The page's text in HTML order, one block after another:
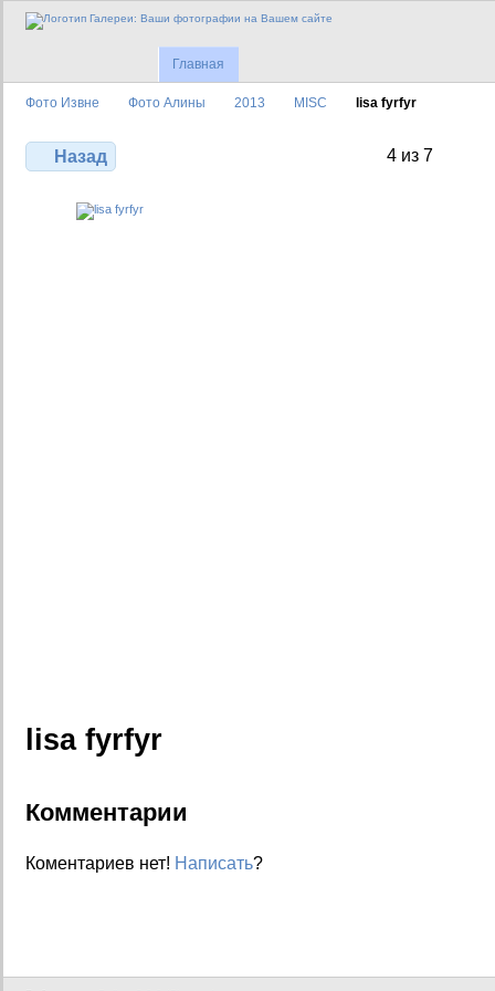
Главная
Фото Извне Фото Алины 2013 MISC lisa fyrfyr
Назад 4 из 7
lisa fyrfyr
Комментарии
Коментариев нет! Написать?